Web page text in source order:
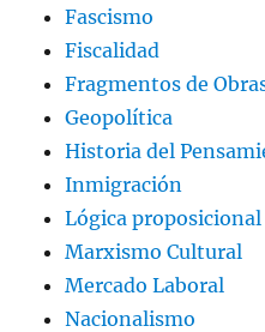
Fascismo
Fiscalidad
Fragmentos de
Geopolítica
Historia del
Inmigración
Lógica proposicional
Marxismo Cultural
Mercado Laboral
Nacionalismo